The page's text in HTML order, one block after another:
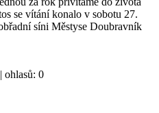
se vítání konalo v sobotu 27.
síni Městyse Doubravník
ohlasů: 0